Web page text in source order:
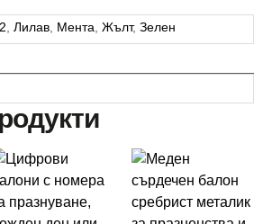
Лилав Мента Жълт, Зелен